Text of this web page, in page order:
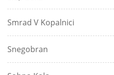
Smrad V Kopalnici
Snegobran